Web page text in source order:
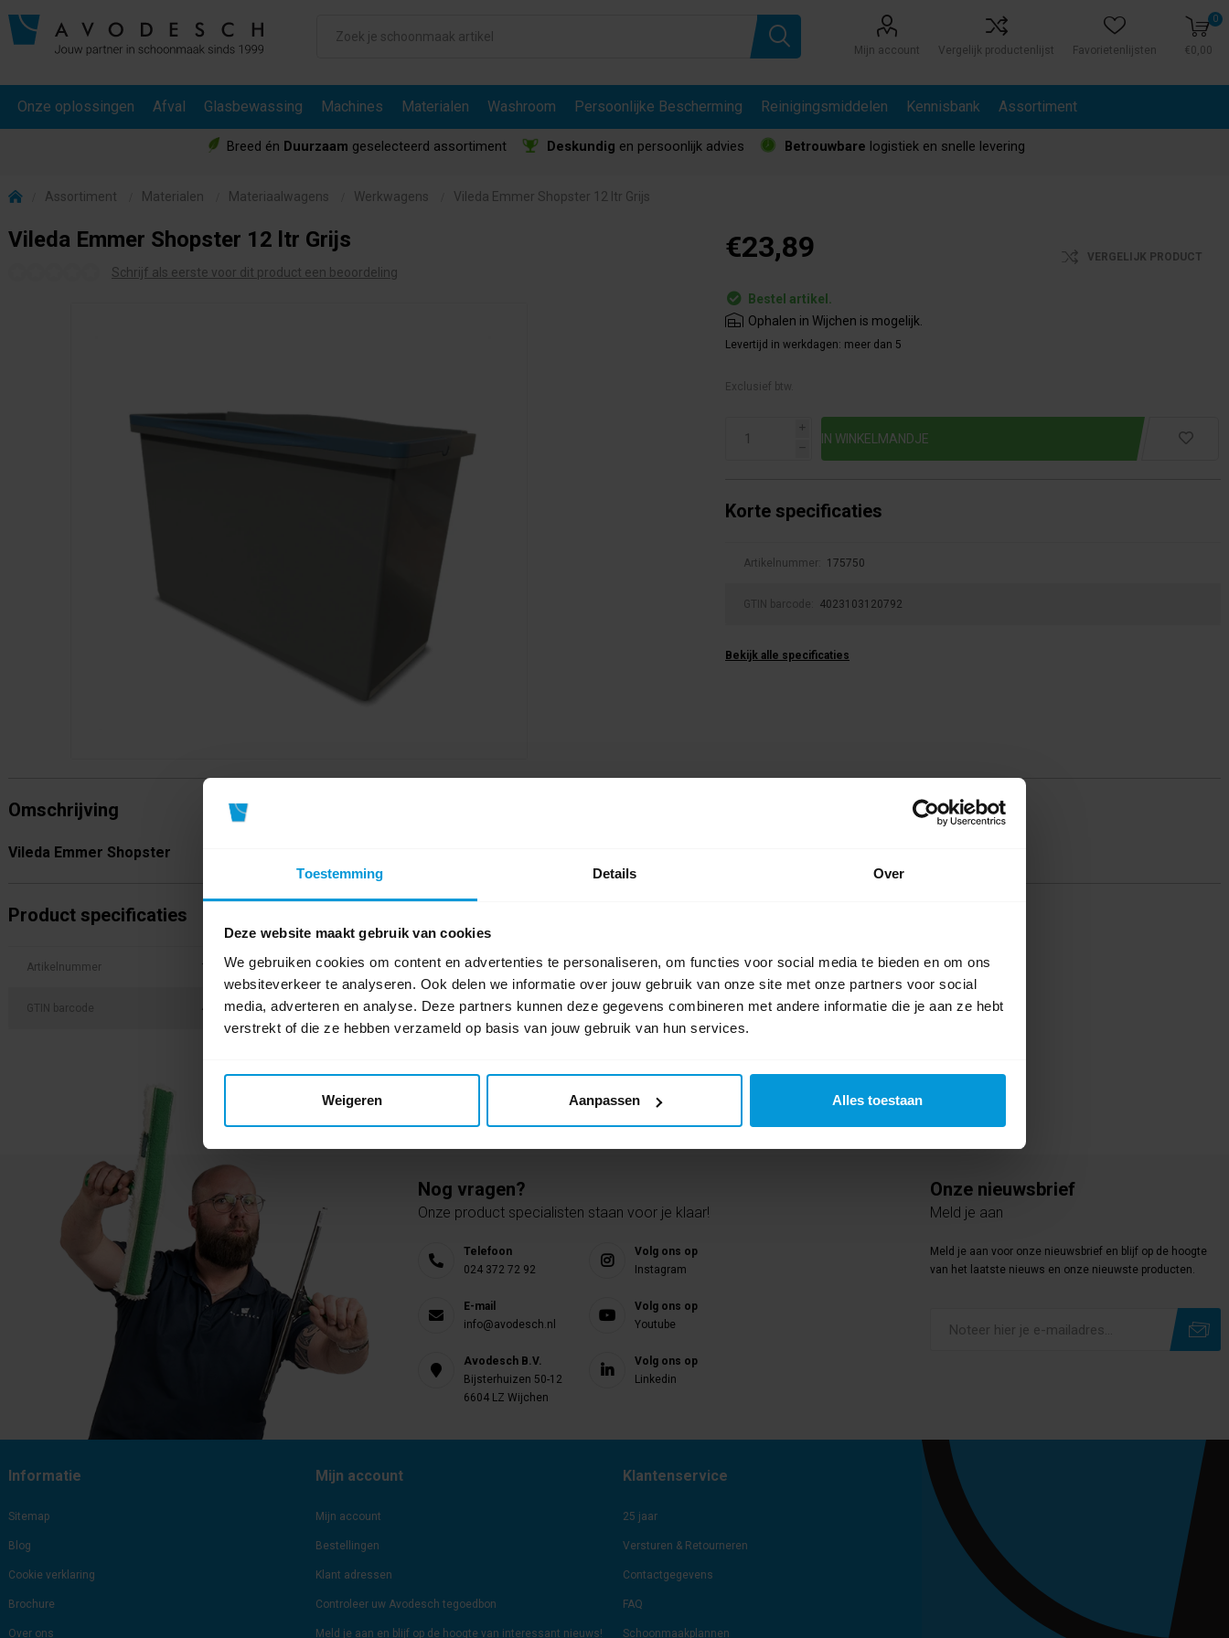
Toestemming Details Over
Deze website maakt gebruik van cookies
We gebruiken cookies om content en advertenties te personaliseren, om functies voor social media te bieden en om ons
websiteverkeer te analyseren. Ook delen we informatie over jouw gebruik van onze site met onze partners voor social
media, adverteren en analyse. Deze partners kunnen deze gegevens combineren met andere informatie die je aan ze hebt
verstrekt of die ze hebben verzameld op basis van jouw gebruik van hun services.
Weigeren Aanpassen Alles toestaan
Mijn account Vergelijk productenlijst Favorietenlijsten
0
€0,00
Onze oplossingen Afval Glasbewassing Machines Materialen Washroom Persoonlijke Bescherming Reinigingsmiddelen Kennisbank Assortiment
Breed én Duurzaam geselecteerd assortiment Deskundig en persoonlijk advies Betrouwbare logistiek en snelle levering
Assortiment Materialen Materiaalwagens Werkwagens Vileda Emmer Shopster 12 ltr Grijs
Vileda Emmer Shopster 12 ltr Grijs
Schrijf als eerste voor dit product een beoordeling
€23,89 VERGELIJK PRODUCT
Bestel artikel.
Ophalen in Wijchen is mogelijk.
Levertijd in werkdagen: meer dan 5
Exclusief btw.
i
h
Korte specificaties
Artikelnummer: 175750
GTIN barcode: 4023103120792
Bekijk alle specificaties
Omschrijving
Vileda Emmer Shopster
Product specificaties
Artikelnummer 175750
GTIN barcode 4023103120792
Nog vragen?
Onze product specialisten staan voor je klaar!
Telefoon
024 372 72 92
E-mail
info@avodesch.nl
Avodesch B.V.
Bijsterhuizen 50-12
6604 LZ Wijchen
Volg ons op
Instagram
Volg ons op
Youtube
Volg ons op
Linkedin
Onze nieuwsbrief
Meld je aan
Meld je aan voor onze nieuwsbrief en blijf op de hoogte
van het laatste nieuws en onze nieuwste producten.
Informatie
Sitemap
Blog
Cookie verklaring
Brochure
Over ons
Mijn account
Mijn account
Bestellingen
Klant adressen
Controleer uw Avodesch tegoedbon
Meld je aan en blijf op de hoogte van interessant nieuws!
Klantenservice
25 jaar
Versturen & Retourneren
Contactgegevens
FAQ
Schoonmaakplannen